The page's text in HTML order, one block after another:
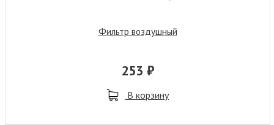
Фильтр воздушный
253 ₽
В корзину